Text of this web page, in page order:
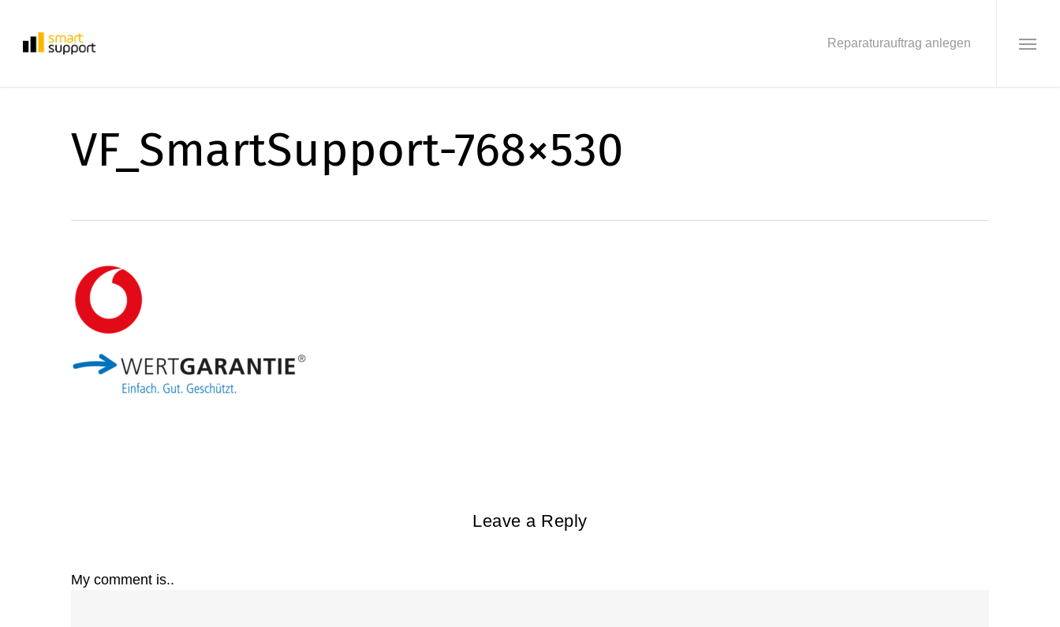
main
Reparaturauftrag anlegen
Menu
VF_SmartSupport-768×530
Leave a Reply
My comment is..